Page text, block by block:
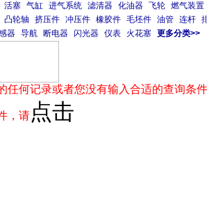
活塞 气缸 进气系统 滤清器 化油器 飞轮 燃气装置
凸轮轴 挤压件 冲压件 橡胶件 毛坯件 油管 连杆
器 导航 断电器 闪光器 仪表 火花塞 更多分类>>
任何记录或者您没有输入合适的查询条
，请 点击